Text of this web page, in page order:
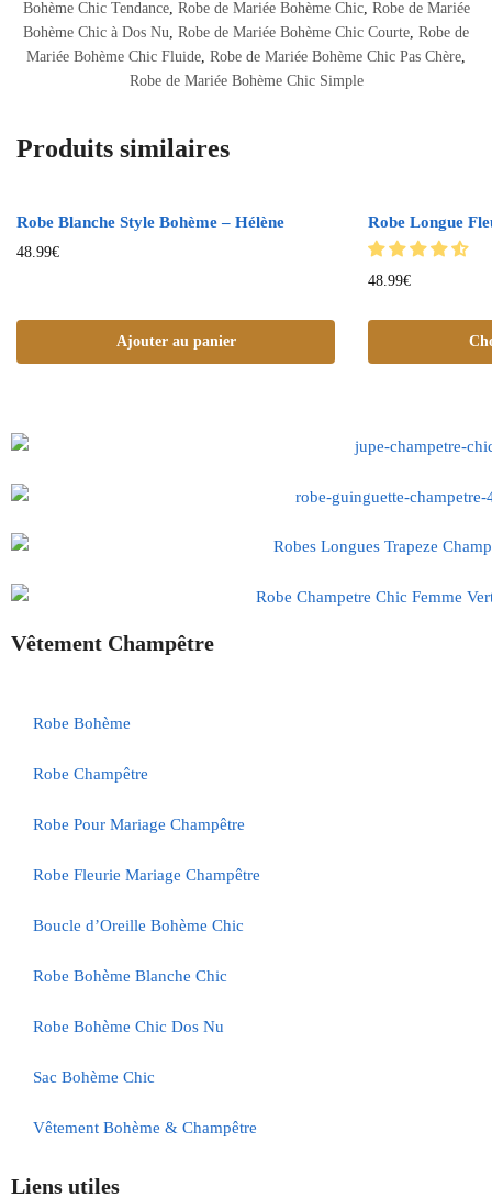
Bohème Chic Tendance, Robe de Mariée Bohème Chic, Robe de Mariée
Bohème Chic à Dos Nu, Robe de Mariée Bohème Chic Courte, Robe de
Mariée Bohème Chic Fluide, Robe de Mariée Bohème Chic Pas Chère,
Robe de Mariée Bohème Chic Simple
Produits similaires
Robe Blanche Style Bohème – Hélène
48.99€
Ajouter au panier
Robe Longue
48.99€
Vêtement Champêtre
Robe Bohème
Robe Champêtre
Robe Pour Mariage Champêtre
Robe Fleurie Mariage Champêtre
Boucle d’Oreille Bohème Chic
Robe Bohème Blanche Chic
Robe Bohème Chic Dos Nu
Sac Bohème Chic
Vêtement Bohème & Champêtre
Liens utiles